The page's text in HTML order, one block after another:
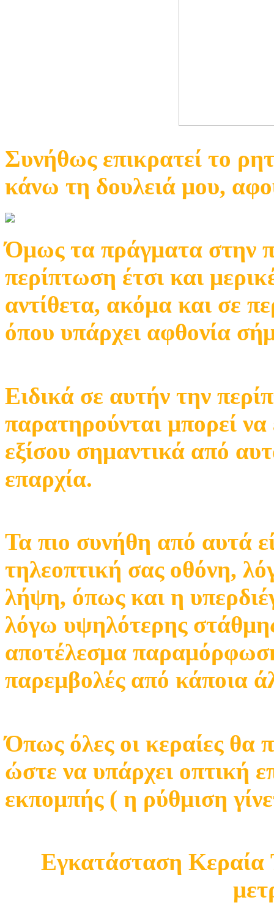
Συνήθως επικρατεί το
κάνω τη δουλειά μου,
Όμως τα πράγματα στην
περίπτωση έτσι και
αντίθετα, ακόμα και σε
όπου υπάρχει αφθονία
Ειδικά σε αυτήν την
παρατηρούνται μπορεί να
εξίσου σημαντικά από
επαρχία.
Τα πιο συνήθη από αυτά
τηλεοπτική σας οθόνη,
λήψη, όπως και η
λόγω υψηλότερης
αποτέλεσμα
παρεμβολές από κάποια
Όπως όλες οι κεραίες θα
ώστε να υπάρχει οπτική
εκπομπής ( η ρύθμιση
Εγκατάσταση Κεραία